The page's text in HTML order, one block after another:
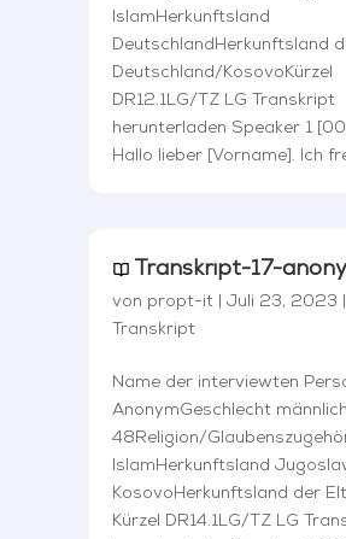
IslamHerkunftsland
DeutschlandHerkunftsland
Deutschland/KosovoKürzel
DR12.1LG/TZ LG Transkript
herunterladen Speaker 1
Hallo lieber [Vorname]. Ich
Transkript-17-
von propt-it Juli 23, 2023
Transkript
Name der interviewten
AnonymGeschlecht
48Religion/
IslamHerkunftsland
KosovoHerkunftsland der
Kürzel DR14.1LG/TZ LG